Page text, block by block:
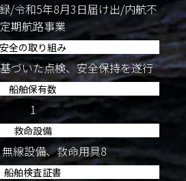
/令和5年8月3日届け出/内航不
定期航路事業
安全の取り組み
づいた点検、安全保持を遂行
船舶保有数
1
救命設備
無線設備、救命用具8
船舶検査証書